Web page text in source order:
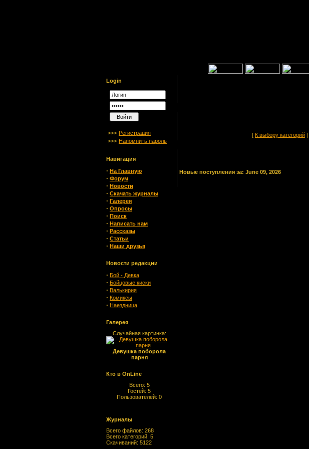
Login
>>> Регистрация
>>> Напомнить пароль
Навигация
· На Главную
· Форум
· Новости
· Скачать журналы
· Галерея
· Опросы
· Поиск
· Написать нам
· Рассказы
· Статьи
· Наши друзья
Новости редакции
· Бой - Девка
· Бойцовые киски
· Валькирия
· Комиксы
· Наездница
Галерея
Случайная картинка:
Девушка поборола
парня
Кто в OnLine
Всего: 5
Гостей: 5
Пользователей: 0
Журналы
Всего файлов: 268
Всего категорий: 5
Скачиваний: 5122
[ К выбору категорий |
Новые поступления за: June 09, 2026